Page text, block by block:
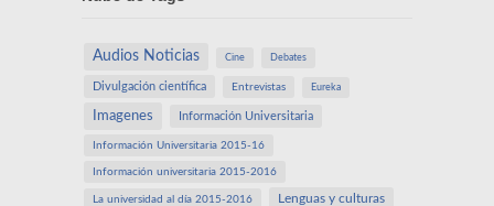
Audios Noticias Cine Debates
Divulgación científica Entrevistas Eureka
Imagenes Información Universitaria
Información Universitaria 2015-16
Información universitaria 2015-2016
La universidad al día 2015-2016 Lenguas y culturas